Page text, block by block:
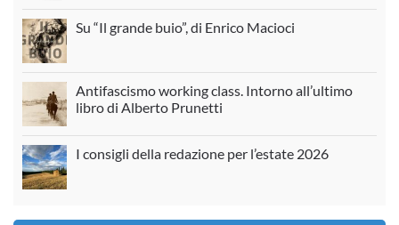
Su “Il grande buio”, di Enrico Macioci
Antifascismo working class. Intorno all’ultimo
libro di Alberto Prunetti
I consigli della redazione per l’estate 2026